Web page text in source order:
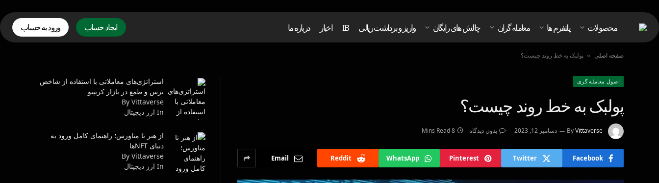
محصولات پلتفرم ها معامله گران چالش های رایگان واریز و برداشت ریالی IB اخبار درباره ما ایجاد حساب ورود به حساب
صفحه اصلی » پولبک به خط روند چیست؟
اصول معامله گرى
پولبک به خط روند چیست؟
ByVittaverse دسامبر 12, 2023 بدون دیدگاه 8 Mins Read
Facebook
Twitter
Pinterest
WhatsApp
Reddit
Email
استراتژی‌های معاملاتی با استفاده از شاخص
ترس و طمع در بازار کریپتو
By Vittaverse
In ارز دیجیتال
از هنر تا متاورس؛ راهنمای کامل ورود به
دنیای NFTها
By Vittaverse
In ارز دیجیتال